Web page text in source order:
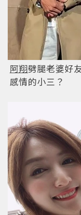
阿翔劈腿老婆好
感情的小三？